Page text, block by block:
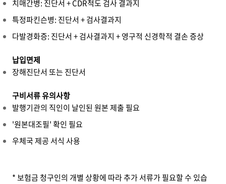
치매간병: 진단서 + CDR척도 검사 결과지
특정파킨슨병: 진단서 + 검사결과지
다발경화증: 진단서 + 검사결과지 + 영구적 신경학적 결손 증상
납입면제
장해진단서 또는 진단서
구비서류 유의사항
발행기관의 직인이 날인된 원본 제출 필요
'원본대조필' 확인 필요
우체국 제공 서식 사용
* 보험금 청구인의 개별 상황에 따라 추가 서류가 필요할 수 있습